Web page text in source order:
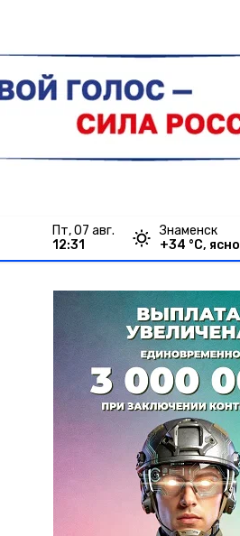
пт, 07 авг.
12:31
Знаменск
+34 °С, ясно